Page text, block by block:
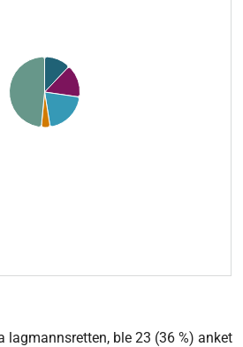
lagmannsretten, ble 23 (36 %) anket